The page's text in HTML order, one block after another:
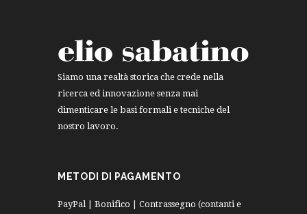
Siamo una realtà storica che crede nella
ricerca ed innovazione senza mai
dimenticare le basi formali e tecniche del
nostro lavoro.
METODI DI PAGAMENTO
PayPal | Bonifico | Contrassegno (contanti e